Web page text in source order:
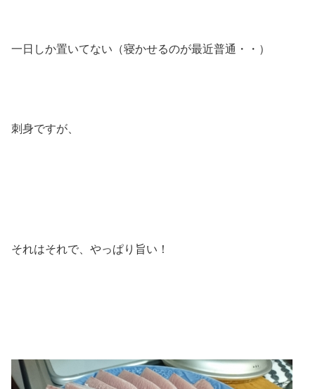
一日しか置いてない（寝かせるのが最近普通・・）
刺身ですが、
それはそれで、やっぱり旨い！